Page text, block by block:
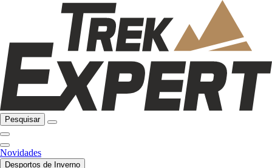
Pesquisar
Novidades
Desportos de Inverno